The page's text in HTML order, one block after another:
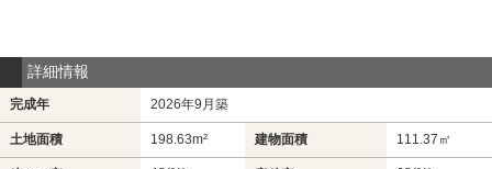
詳細情報
完成年 2026年9月築
土地面積 198.63m² 建物面積 111.37㎡